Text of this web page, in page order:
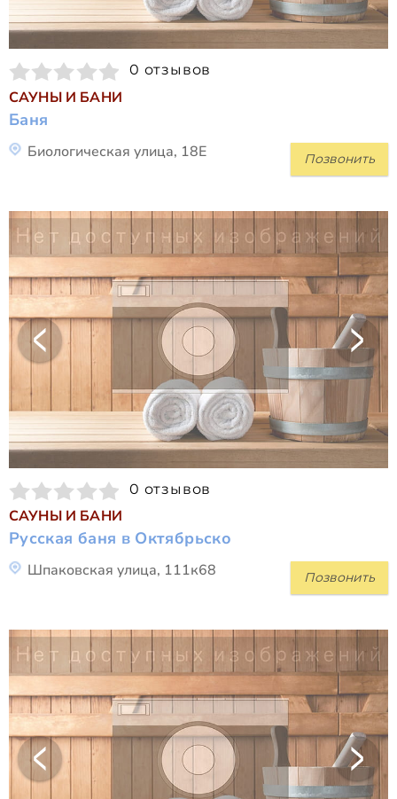
0 отзывов
САУНЫ И БАНИ
Баня
Позвонить
Биологическая улица, 18Е
0 отзывов
САУНЫ И БАНИ
Русская баня в Октябрьско
Позвонить
Шпаковская улица, 111к68